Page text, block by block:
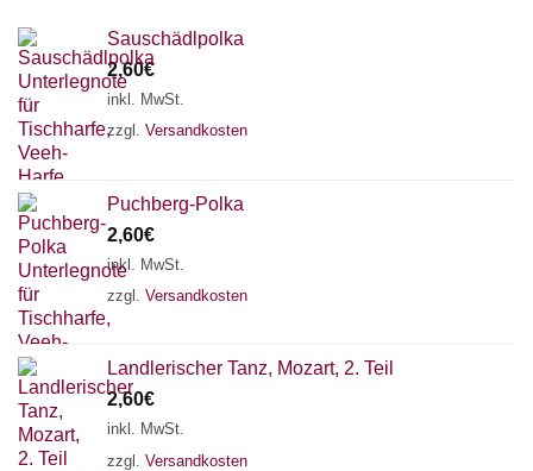
Sauschädlpolka
2,60€
inkl. MwSt.
zzgl. Versandkosten
Puchberg-Polka
2,60€
inkl. MwSt.
zzgl. Versandkosten
Landlerischer Tanz, Mozart, 2. Teil
2,60€
inkl. MwSt.
zzgl. Versandkosten